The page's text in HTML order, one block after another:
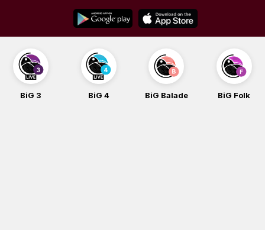
content
BiG 3 BiG 4 BiG Balade BiG Folk